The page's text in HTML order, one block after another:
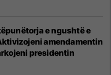
e ngushtë e
amendamentin
presidentin